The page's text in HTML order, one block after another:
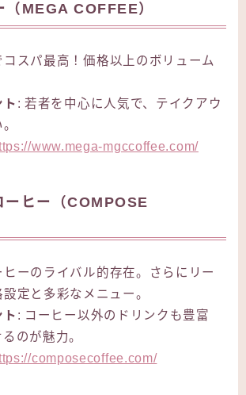
（MEGA COFFEE）
コスパ最高！価格以上のボリューム
: 若者を中心に人気で、テイクアウ
www.mega-mgccoffee.com/
ーヒー（COMPOSE
ヒーのライバル的存在。さらにリー
定と多彩なメニュー。
: コーヒー以外のドリンクも豊富
のが魅力。
composecoffee.com/